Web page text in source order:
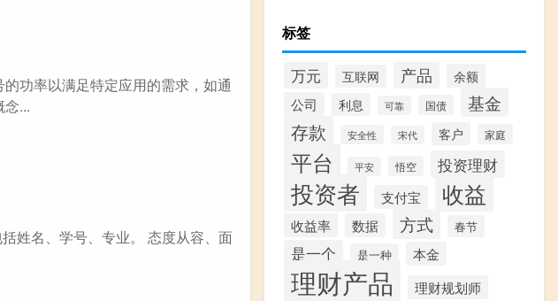
功率以满足特定应用的需求，如通
...
姓名、学号、专业。 态度从容、面
标签
万元 互联网 产品
余额
公司
利息 可靠 国债 基金
存款 安全性 宋代 客户 家庭
平台 平安 悟空 投资理财
投资者 支付宝 收益
收益率 数据 方式 春节
是一个 是一种 本金
理财产品
理财规划师